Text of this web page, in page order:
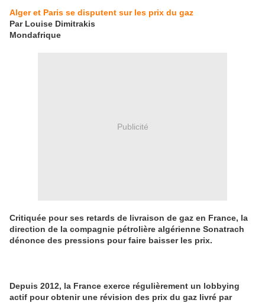
Alger et Paris se disputent sur les prix du gaz
Par Louise Dimitrakis
Mondafrique
Publicité
Critiquée pour ses retards de livraison de gaz en France, la
direction de la compagnie pétrolière algérienne Sonatrach
dénonce des pressions pour faire baisser les prix.
Depuis 2012, la France exerce régulièrement un lobbying
actif pour obtenir une révision des prix du gaz livré par